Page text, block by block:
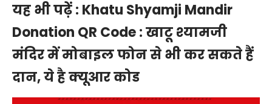
यह भी पढ़ें : Khatu Shyamji Mandir
Donation QR Code : खाटू श्यामजी
मंदिर में मोबाइल फोन से भी कर सकते हैं
दान, ये है क्यूआर कोड